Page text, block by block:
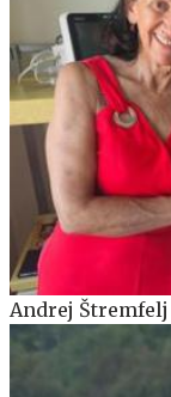
Andrej